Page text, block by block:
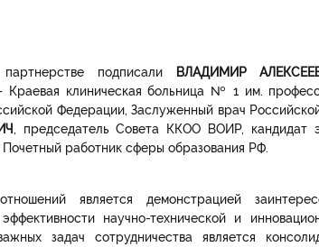
подписали ВЛАДИМИР
Краевая клиническая больница № 1 им.
Федерации, Заслуженный врач
, председатель Совета ККОО ВОИР, кандидат
работник сферы образования РФ.
является демонстрацией
научно-технической и
задач сотрудничества является